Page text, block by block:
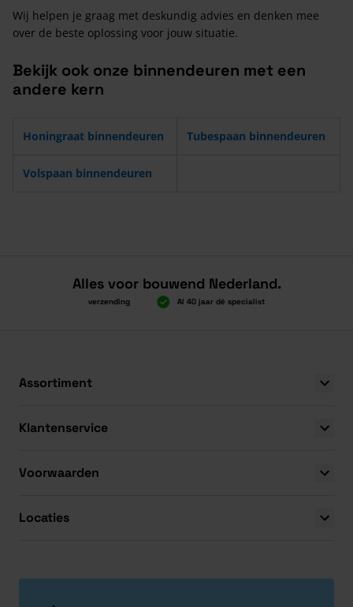
Wij helpen je graag met deskundig advies en denken mee
over de beste oplossing voor jouw situatie.
Bekijk ook onze binnendeuren met een
andere kern
Honingraat binnendeuren Tubespaan binnendeuren
Volspaan binnendeuren
Alles voor bouwend Nederland.
Boven 2.000 gratis verzending Al 40 jaar dé specialist
Assortiment
Klantenservice
Voorwaarden
Locaties